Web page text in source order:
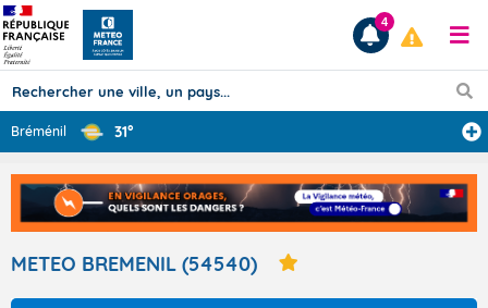
Prévisions
TOUS LES RÉSULTATS
Articles
4
Bréménil 31°
METEO BREMENIL (54540)